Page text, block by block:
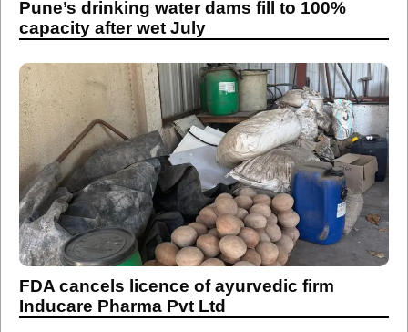
Pune’s drinking water dams fill to 100%
capacity after wet July
FDA cancels licence of ayurvedic firm
Inducare Pharma Pvt Ltd